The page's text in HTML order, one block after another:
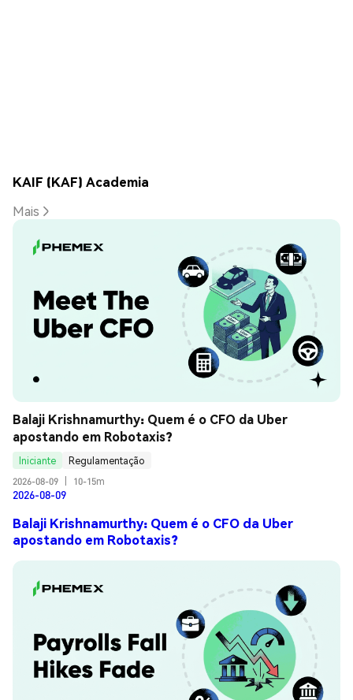
KAIF (KAF) Academia
Mais
Balaji Krishnamurthy: Quem é o CFO da Uber
apostando em Robotaxis?
Iniciante
Regulamentação
2026-08-09
10-15m
2026-08-09
Balaji Krishnamurthy: Quem é o CFO da Uber
apostando em Robotaxis?